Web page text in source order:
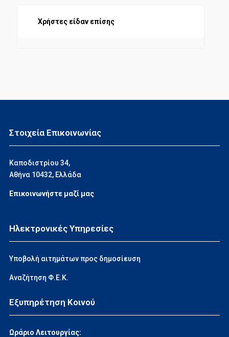
Χρήστες είδαν επίσης
Στοιχεία Επικοινωνίας
Καποδιστρίου 34,
Αθήνα 10432, Ελλάδα
Επικοινωνήστε μαζί μας
Ηλεκτρονικές Υπηρεσίες
Υποβολή αιτημάτων προς δημοσίευση
Αναζήτηση Φ.Ε.Κ.
Εξυπηρέτηση Κοινού
Ωράριο Λειτουργίας: